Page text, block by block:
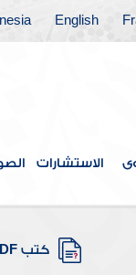
English
الاستشارات
كتب PDF